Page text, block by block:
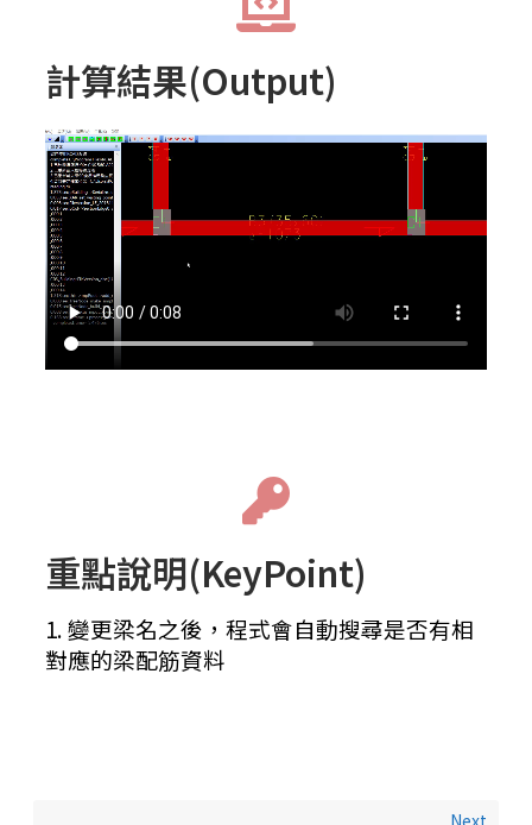
計算結果(Output)
重點說明(KeyPoint)
1. 變更梁名之後，程式會自動搜尋是否有相
對應的梁配筋資料